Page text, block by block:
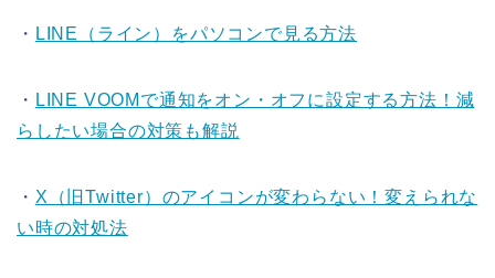
・ LINE（ライン）をパソコンで見る方法
・ LINE VOOMで通知をオン・オフに設定する方法！減
らしたい場合の対策も解説
・ X（旧Twitter）のアイコンが変わらない！変えられな
い時の対処法